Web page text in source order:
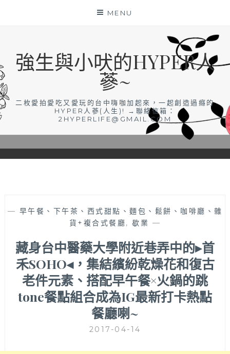
MENU
強生與小吠的HYPER人
蔘~
二枚愛拍愛吃又愛玩的台中嗨咖加起來，一起創造過癮的
HYPER人蔘(人生)! →聯絡信箱：
2HYPERLIFE@GMAIL.COM
— 早午餐、下午茶、西式甜點、麵包、鬆餅、咖啡廳、雜
貨+複合式餐廳,歇業 —
藏身台中醫藥大學附近巷弄中的▸首
禾SOHO◂，集結繽紛乾燥花和復古
老件元素、搭配早午餐×火鍋的跳
tone餐點組合成為IG最新打卡熱點
餐廳喇~
2017-04-14